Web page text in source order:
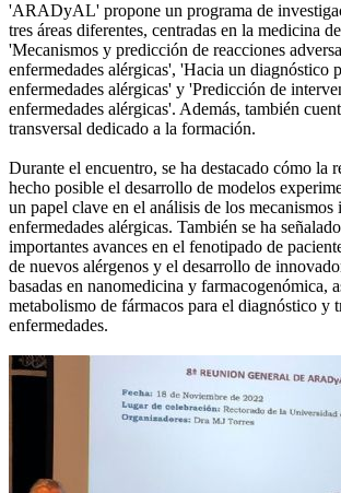
'ARADyAL' propone un programa de
tres áreas diferentes, centradas en la medicina
'Mecanismos y predicción de reacciones
enfermedades alérgicas', 'Hacia un diagnóstico
enfermedades alérgicas' y 'Predicción de
enfermedades alérgicas'. Además, también
transversal dedicado a la formación.
Durante el encuentro, se ha destacado cómo
hecho posible el desarrollo de modelos
un papel clave en el análisis de los mecanismos
enfermedades alérgicas. También se ha
importantes avances en el fenotipado de
de nuevos alérgenos y el desarrollo de
basadas en nanomedicina y farmacogenómica,
metabolismo de fármacos para el diagnóstico y
enfermedades.